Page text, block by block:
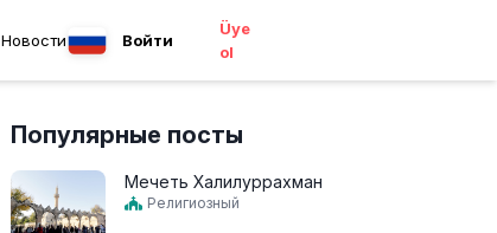
Новости Войти
Üye
ol
Популярные посты
Мечеть Халилуррахман
Религиозный